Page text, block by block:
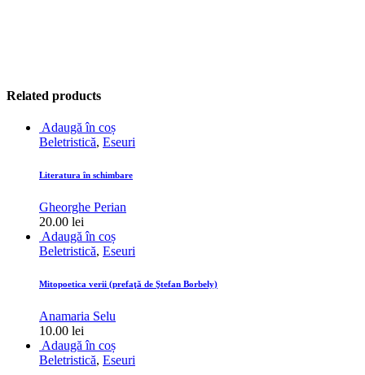
Related products
Adaugă în coș
Beletristică, Eseuri
Literatura în schimbare
Gheorghe Perian
20.00 lei
Adaugă în coș
Beletristică, Eseuri
Mitopoetica verii (prefaţă de Ştefan Borbely)
Anamaria Selu
10.00 lei
Adaugă în coș
Beletristică, Eseuri